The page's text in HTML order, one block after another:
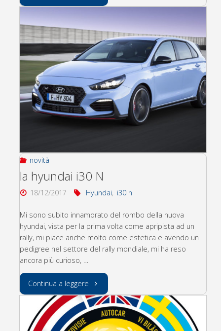
(0-
100
in
1.9
secondi)"
novità
la hyundai i30 N
18/12/2017 Hyundai, i30 n
Mi sono subito innamorato del rombo della nuova
hyundai, vista per la prima volta come apripista ad un
rally, mi piace anche molto come estetica e avendo un
pedigree nel settore del rally mondiale, mi ha reso
ancora più curioso, …
Continua a leggere "la
hyundai
i30